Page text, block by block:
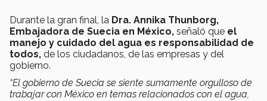
Durante la gran final, la Dra. Annika Thunborg,
Embajadora de Suecia en México, señaló que el
manejo y cuidado del agua es responsabilidad de
todos, de los ciudadanos, de las empresas y del
gobierno.
“El gobierno de Suecia se siente sumamente orgulloso de
trabajar con México en temas relacionados con el agua,